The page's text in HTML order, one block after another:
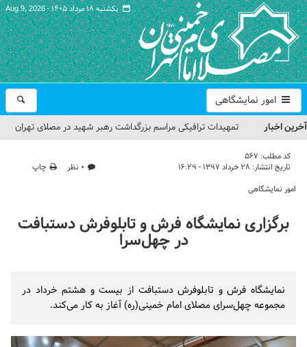
یکشنبه ۱۸ مرداد ۱۴۰۵ - Aug 9, 2026
امور نمایشگاهی
آخرین اخبار
تمهیدات ترافیکی مراسم بزرگداشت رهبر شهید در مصلای تهران
حجت‌الاسلام حاج علی‌اکبری؛ خطیب این هفته نماز جمعه تهران
معظم انقلاب
گزارش تصویری| مراسم نماز بر پیکر امام شهید انقلاب اسلامی ایران
کد مطلب: 567
تاریخ انتشار: ۲۸ خرداد ۱۳۹۷ - ۱۶:۲۹ ۰ نظر
چاپ
امور نمایشگاهی
برگزاری نمایشگاه فرش و تابلوفرش دستبافت
در چهل‌سرا
نمایشگاه فرش و تابلوفرش دستبافت از بیست و هشتم خرداد در
مجموعه چهل‌سرای مصلای امام خمینی(ره) آغاز به کار می‌کند.